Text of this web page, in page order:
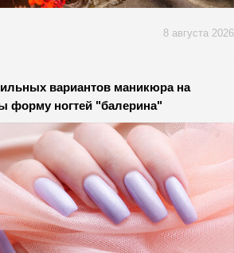
8 августа 2026
вариантов маникюра на
ногтей "балерина"